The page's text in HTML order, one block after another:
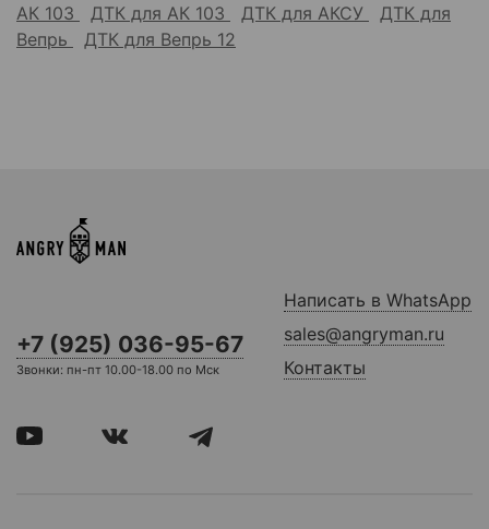
АК 103
ДТК для АК 103 ДТК для АКСУ
ДТК для
Вепрь
ДТК для Вепрь 12
+7 (925) 036-95-67
Звонки: пн-пт 10.00-18.00 по Мск
Написать в WhatsApp
sales@angryman.ru
Контакты